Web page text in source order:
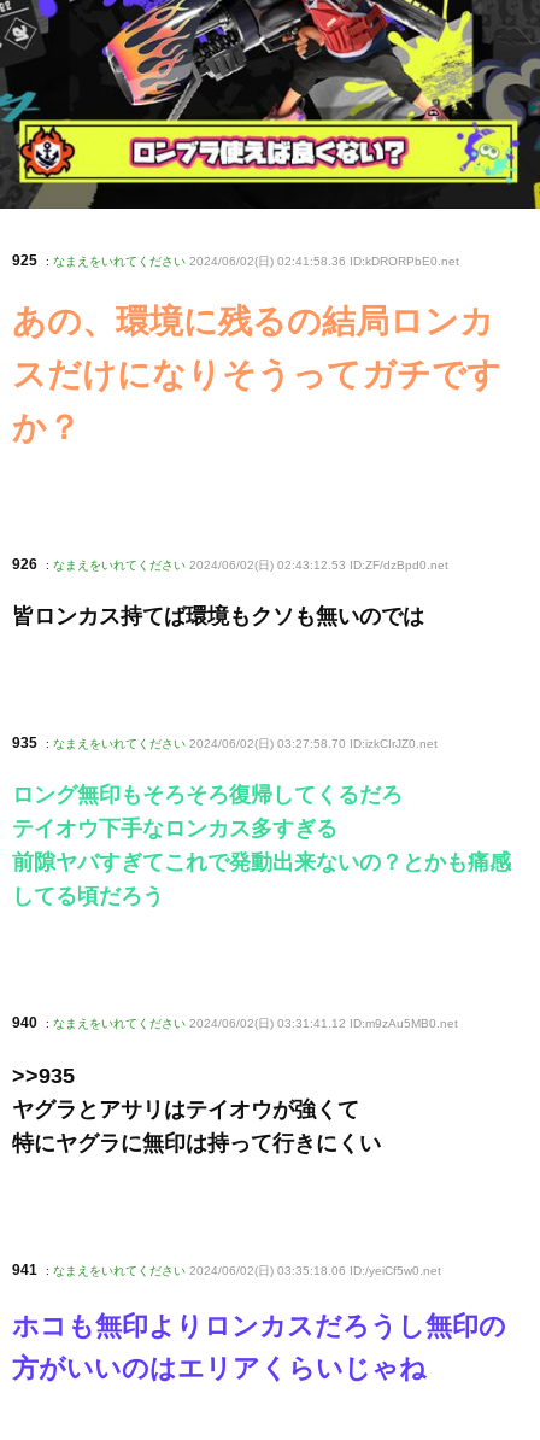
925 : なまえをいれてください 2024/06/02(日) 02:41:58.36 ID:kDRORPbE0 .net
あの、環境に残るの結局ロンカ
スだけになりそうってガチです
か？
926 : なまえをいれてください 2024/06/02(日) 02:43:12.53 ID:ZF/dzBpd0 .net
皆ロンカス持てば環境もクソも無いのでは
935 : なまえをいれてください 2024/06/02(日) 03:27:58.70 ID:izkCIrJZ0.net
ロング無印もそろそろ復帰してくるだろ
テイオウ下手なロンカス多すぎる
前隙ヤバすぎてこれで発動出来ないの？とかも痛感
してる頃だろう
940 : なまえをいれてください 2024/06/02(日) 03:31:41.12 ID:m9zAu5MB0.net
>>935
ヤグラとアサリはテイオウが強くて
特にヤグラに無印は持って行きにくい
941 : なまえをいれてください 2024/06/02(日) 03:35:18.06 ID:/yeiCf5w0 .net
ホコも無印よりロンカスだろうし無印の
方がいいのはエリアくらいじゃね